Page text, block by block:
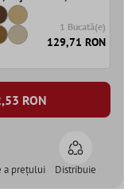
1 Bucată(e)
129,71 RON
RON
a prețului Distribuie